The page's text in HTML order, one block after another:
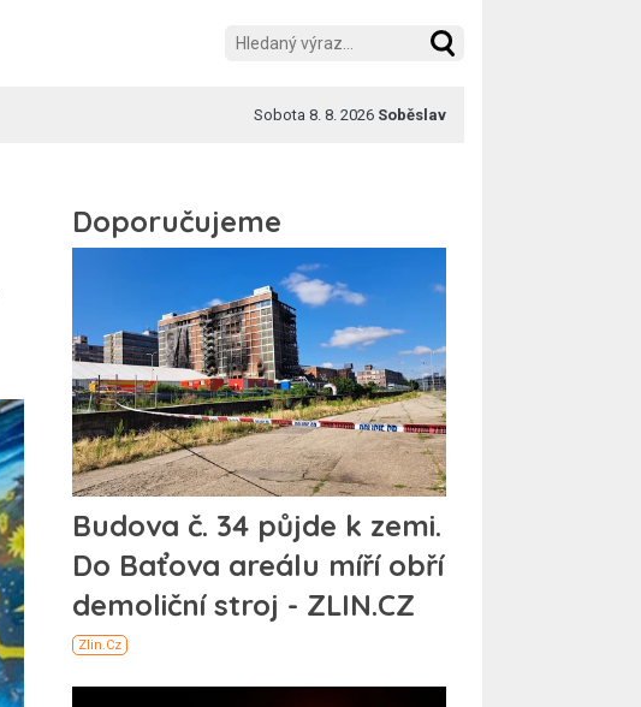
Sobota 8. 8. 2026 Soběslav